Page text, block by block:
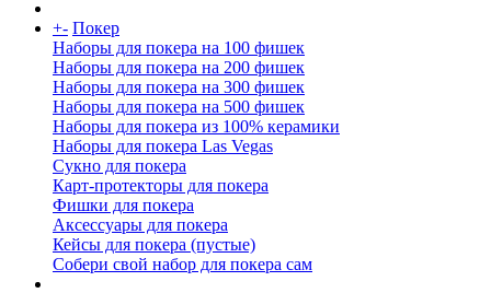
+- Покер
Наборы для покера на 100 фишек
Наборы для покера на 200 фишек
Наборы для покера на 300 фишек
Наборы для покера на 500 фишек
Наборы для покера из 100% керамики
Наборы для покера Las Vegas
Сукно для покера
Карт-протекторы для покера
Фишки для покера
Аксессуары для покера
Кейсы для покера (пустые)
Собери свой набор для покера сам